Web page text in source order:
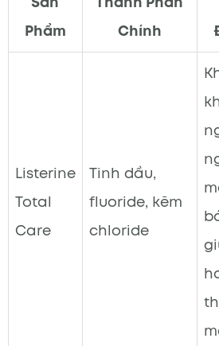
Phẩm
Chính
Listerine
Total
Care
Tinh dầu,
fluoride, kẽm
chloride